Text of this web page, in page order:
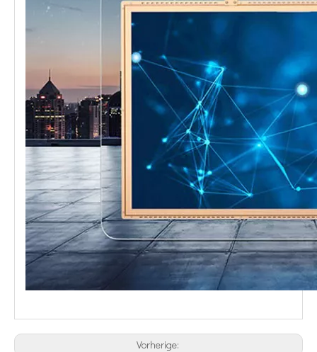
Vorherige: